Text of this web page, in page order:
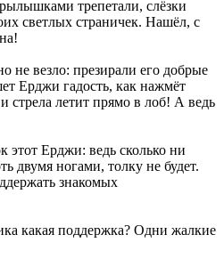
трепетали, слёзки
светлых страничек. Нашёл, с
не везло: презирали его добрые
Ерджи гадость, как нажмёт
летит прямо в лоб! А ведь
этот Ерджи: ведь сколько ни
двумя ногами, толку не будет.
знакомых
какая поддержка? Одни жалкие